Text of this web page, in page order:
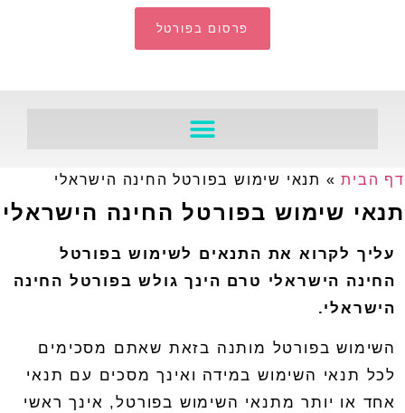
פרסום בפורטל
דף הבית» תנאי שימוש בפורטל החינה הישראלי
תנאי שימוש בפורטל החינה הישראלי
עליך לקרוא את התנאים לשימוש בפורטל
החינה הישראלי טרם הינך גולש בפורטל החינה
הישראלי.
השימוש בפורטל מותנה בזאת שאתם מסכימים
לכל תנאי השימוש במידה ואינך מסכים עם תנאי
אחד או יותר מתנאי השימוש בפורטל, אינך ראשי